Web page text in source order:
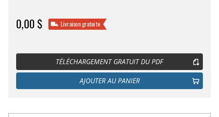
0,00 $ Livraison gratuite
TÉLÉCHARGEMENT GRATUIT DU PDF
AJOUTER AU PANIER